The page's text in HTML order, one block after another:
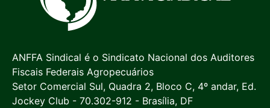
ANFFA Sindical é o Sindicato Nacional dos Auditores
Fiscais Federais Agropecuários
Setor Comercial Sul, Quadra 2, Bloco C, 4º andar, Ed.
Jockey Club - 70.302-912 - Brasília, DF